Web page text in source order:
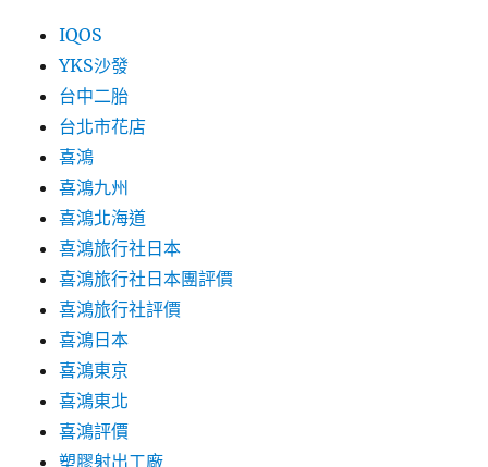
IQOS
YKS沙發
台中二胎
台北市花店
喜鴻
喜鴻九州
喜鴻北海道
喜鴻旅行社日本
喜鴻旅行社日本團評價
喜鴻旅行社評價
喜鴻日本
喜鴻東京
喜鴻東北
喜鴻評價
塑膠射出工廠